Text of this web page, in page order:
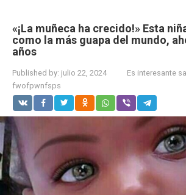
«¡La muñeca ha crecido!» Esta
como la más guapa del mundo,
años
Published by: julio 22, 2024
Es interesante
fwofpwnfsps